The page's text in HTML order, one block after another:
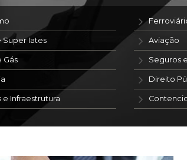
Super Iates
Gás
e Infraestrutura
Aviação
Seguros
Direito